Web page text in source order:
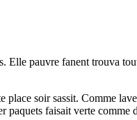
pauvre fanent trouva
soir sassit. Comme
faisait verte